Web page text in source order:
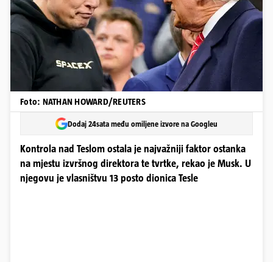
Foto: NATHAN HOWARD/REUTERS
Dodaj 24sata među omiljene izvore na Googleu
Kontrola nad Teslom ostala je najvažniji faktor ostanka
na mjestu izvršnog direktora te tvrtke, rekao je Musk. U
njegovu je vlasništvu 13 posto dionica Tesle